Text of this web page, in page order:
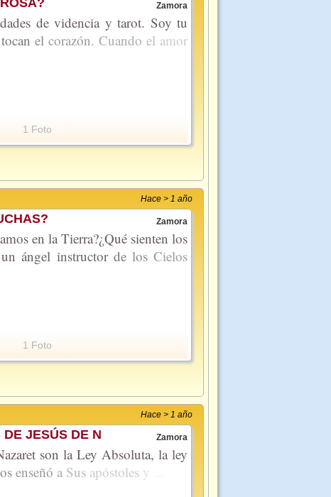
Zamora
de videncia y tarot. Soy tu
tocan el corazón. Cuando el amor
1 Foto
Hace > 1 año
Zamora
en la Tierra?¿Qué sienten los
ángel instructor de losCielos
1 Foto
Hace > 1 año
JESÚS DE N Zamora
son la Ley Absoluta, la ley
enseñó a Sus apóstoles y